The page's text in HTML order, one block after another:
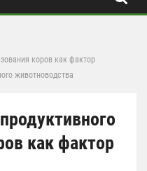
коров как фактор
животноводства
как фактор